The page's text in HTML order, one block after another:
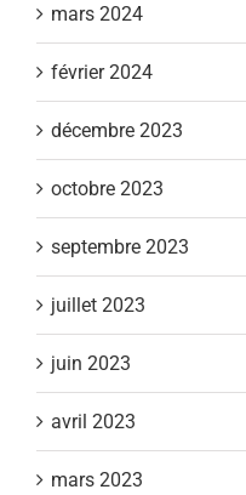
mars 2024
février 2024
décembre 2023
octobre 2023
septembre 2023
juillet 2023
juin 2023
avril 2023
mars 2023